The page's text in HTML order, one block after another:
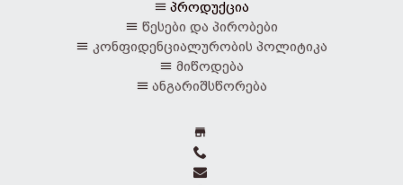
პროდუქცია
წესები და პირობები
კონფიდენციალურობის პოლიტიკა
მიწოდება
ანგარიშსწორება